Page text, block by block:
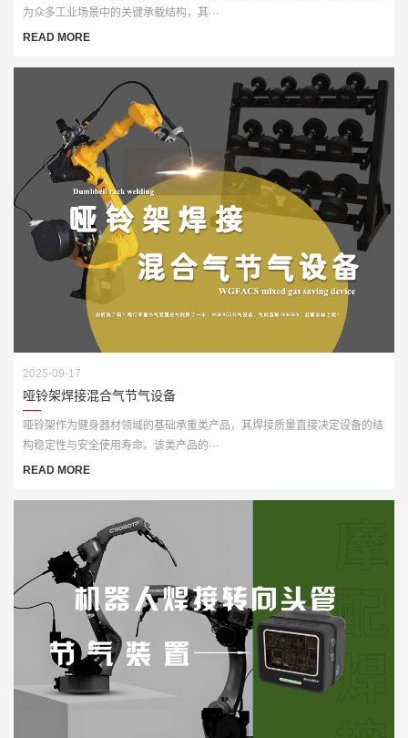
为众多工业场景中的关键承载结构，其···
READ MORE
2025-09-17
哑铃架焊接混合气节气设备
哑铃架作为健身器材领域的基础承重类产品，其焊接质量直接决定设备的结
构稳定性与安全使用寿命。该类产品的···
READ MORE